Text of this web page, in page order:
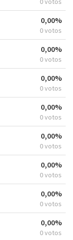
0,00%
0 votos
0,00%
0 votos
0,00%
0 votos
0,00%
0 votos
0,00%
0 votos
0,00%
0 votos
0,00%
0 votos
0,00%
0 votos